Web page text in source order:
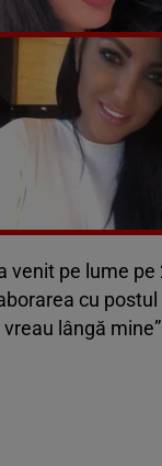
galeria foto
9 poze
venit pe lume pe
cu postul
lângă